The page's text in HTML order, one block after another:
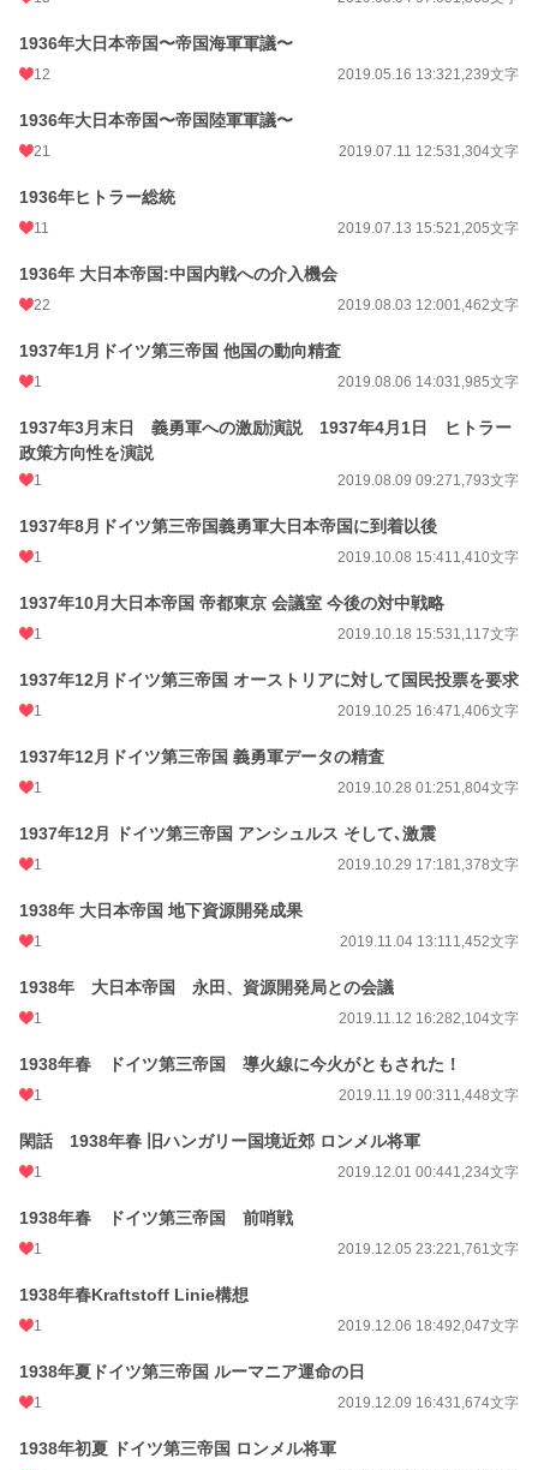
文字数
更新日時 2023.10.25 00:01
初回完結日時 2023.10.25 00:02
累計ポイント
1936年大日本帝国〜帝国海軍軍議〜
12 2019.05.16 13:321,239文字
1936年大日本帝国〜帝国陸軍軍議〜
21 2019.07.11 12:531,304文字
1936年ヒトラー総統
11 2019.07.13 15:521,205文字
1936年 大日本帝国:中国内戦への介入機会
22 2019.08.03 12:001,462文字
1937年1月ドイツ第三帝国 他国の動向精査
1 2019.08.06 14:031,985文字
1937年3月末日 義勇軍への激励演説 1937年4月1日 ヒトラー
政策方向性を演説
1 2019.08.09 09:271,793文字
1937年8月ドイツ第三帝国義勇軍大日本帝国に到着以後
1 2019.10.08 15:411,410文字
1937年10月大日本帝国 帝都東京 会議室 今後の対中戦略
1 2019.10.18 15:531,117文字
1937年12月ドイツ第三帝国 オーストリアに対して国民投票を要求
1 2019.10.25 16:471,406文字
1937年12月ドイツ第三帝国 義勇軍データの精査
1 2019.10.28 01:251,804文字
1937年12月 ドイツ第三帝国 アンシュルス そして､激震
1 2019.10.29 17:181,378文字
1938年 大日本帝国 地下資源開発成果
1 2019.11.04 13:111,452文字
1938年 大日本帝国 永田、資源開発局との会議
1 2019.11.12 16:282,104文字
1938年春 ドイツ第三帝国 導火線に今火がともされた！
1 2019.11.19 00:311,448文字
閑話 1938年春 旧ハンガリー国境近郊 ロンメル将軍
1 2019.12.01 00:441,234文字
1938年春 ドイツ第三帝国 前哨戦
1 2019.12.05 23:221,761文字
1938年春Kraftstoff Linie構想
1 2019.12.06 18:492,047文字
1938年夏ドイツ第三帝国 ルーマニア運命の日
1 2019.12.09 16:431,674文字
1938年初夏 ドイツ第三帝国 ロンメル将軍